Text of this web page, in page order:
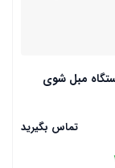
مبل شوی
تماس بگیرید